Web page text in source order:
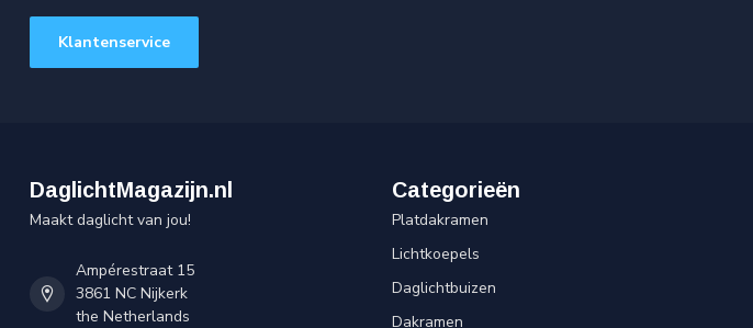
Klantenservice
DaglichtMagazijn.nl
Maakt daglicht van jou!
Ampérestraat 15
3861 NC Nijkerk
the Netherlands
Categorieën
Platdakramen
Lichtkoepels
Daglichtbuizen
Dakramen